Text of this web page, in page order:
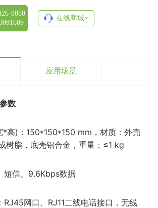
8860
在线商城
应用场景
数
*高)：150*150*150 mm，材质：外壳
树脂，底壳铝合金，重量：≤1 kg
短信、9.6Kbps数据
RJ45网口、RJ11二线电话接口，无线